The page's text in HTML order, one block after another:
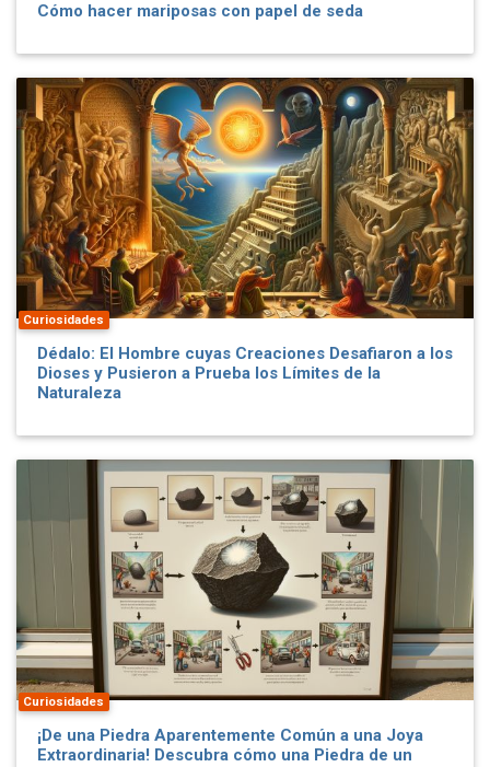
Cómo hacer mariposas con papel de seda
Curiosidades
Dédalo: El Hombre cuyas Creaciones Desafiaron a los
Dioses y Pusieron a Prueba los Límites de la
Naturaleza
Curiosidades
¡De una Piedra Aparentemente Común a una Joya
Extraordinaria! Descubra cómo una Piedra de un